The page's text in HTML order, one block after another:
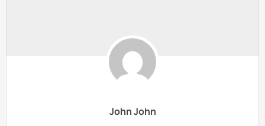
John John